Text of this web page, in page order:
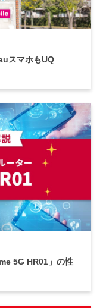
スマホもUQ
5G HR01」の性